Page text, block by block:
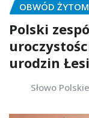
OBWÓD
Polski
urodzin
Słowo Polskie